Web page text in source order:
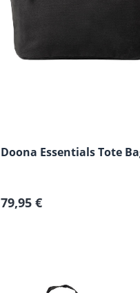
Doona Essentials Tote
Regulärer Preis:
79,95 €